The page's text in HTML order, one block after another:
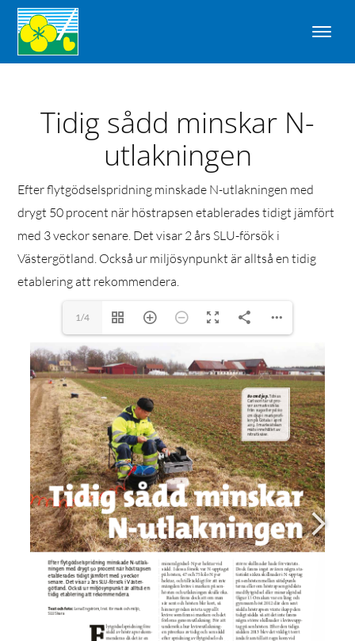
Tidig sådd minskar N-
utlakningen
Efter flytgödselspridning minskade N-utlakningen med
drygt 50 procent när höstrapsen etablerades tidigt jämfört
med 3 veckor senare. Det visar 2 års SLU-försök i
Västergötland. Också ur miljösynpunkt är alltså en tidig
etablering att rekommendera.
1/4